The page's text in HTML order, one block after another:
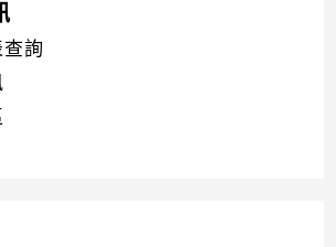
詢